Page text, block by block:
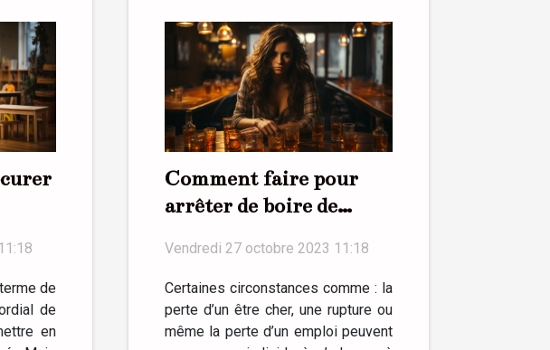
de
de
en
Comment faire pour
arrêter de boire de
Vendredi 27 octobre 2023 11:18
Certaines circonstances comme : la
perte d’un être cher, une rupture ou
même la perte d’un emploi peuvent